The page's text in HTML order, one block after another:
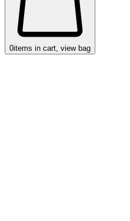
0items in cart, view bag